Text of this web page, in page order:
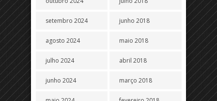
setembro 2024
agosto 2024
julho 2024
junho 2024
junho 2018
maio 2018
abril 2018
março 2018